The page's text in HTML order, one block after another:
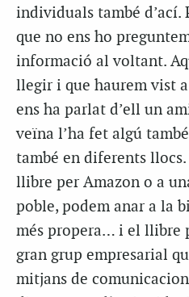
individuals també d’ací.
que no ens ho
informació al voltant.
llegir i que haurem vist
ens ha parlat d’ell un
veïna l’ha fet algú
també en diferents
llibre per Amazon o a
poble, podem anar a la
més propera… i el llibre
gran grup empresarial
mitjans de